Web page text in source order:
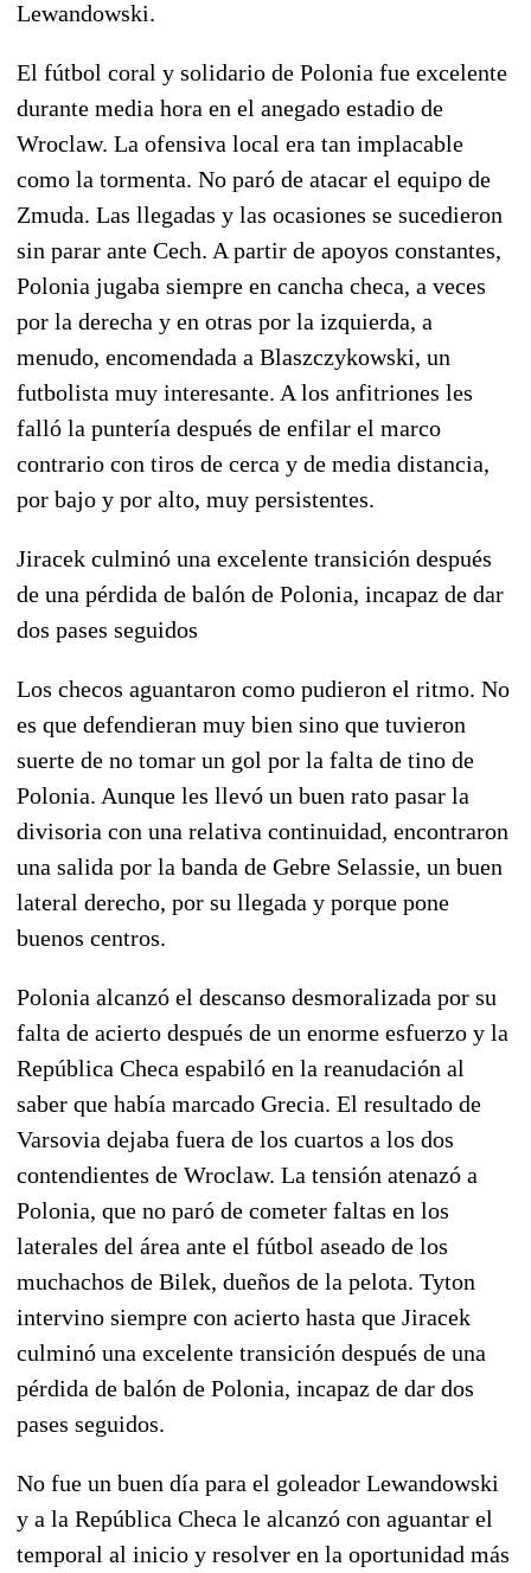
Lewandowski.
El fútbol coral y solidario de Polonia fue excelente
durante media hora en el anegado estadio de
Wroclaw. La ofensiva local era tan implacable
como la tormenta. No paró de atacar el equipo de
Zmuda. Las llegadas y las ocasiones se sucedieron
sin parar ante Cech. A partir de apoyos constantes,
Polonia jugaba siempre en cancha checa, a veces
por la derecha y en otras por la izquierda, a
menudo, encomendada a Blaszczykowski, un
futbolista muy interesante. A los anfitriones les
falló la puntería después de enfilar el marco
contrario con tiros de cerca y de media distancia,
por bajo y por alto, muy persistentes.
Jiracek culminó una excelente transición después
de una pérdida de balón de Polonia, incapaz de dar
dos pases seguidos
Los checos aguantaron como pudieron el ritmo. No
es que defendieran muy bien sino que tuvieron
suerte de no tomar un gol por la falta de tino de
Polonia. Aunque les llevó un buen rato pasar la
divisoria con una relativa continuidad, encontraron
una salida por la banda de Gebre Selassie, un buen
lateral derecho, por su llegada y porque pone
buenos centros.
Polonia alcanzó el descanso desmoralizada por su
falta de acierto después de un enorme esfuerzo y la
República Checa espabiló en la reanudación al
saber que había marcado Grecia. El resultado de
Varsovia dejaba fuera de los cuartos a los dos
contendientes de Wroclaw. La tensión atenazó a
Polonia, que no paró de cometer faltas en los
laterales del área ante el fútbol aseado de los
muchachos de Bilek, dueños de la pelota. Tyton
intervino siempre con acierto hasta que Jiracek
culminó una excelente transición después de una
pérdida de balón de Polonia, incapaz de dar dos
pases seguidos.
No fue un buen día para el goleador Lewandowski
y a la República Checa le alcanzó con aguantar el
temporal al inicio y resolver en la oportunidad más